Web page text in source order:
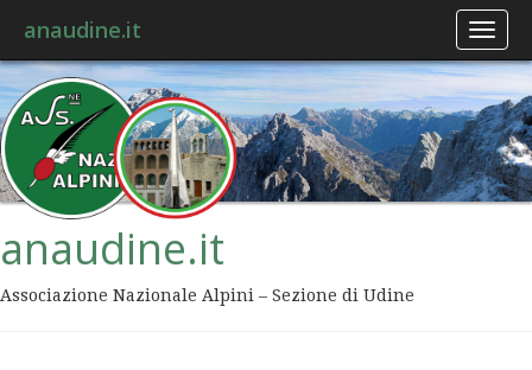
anaudine.it
anaudine.it
Associazione Nazionale Alpini – Sezione di Udine